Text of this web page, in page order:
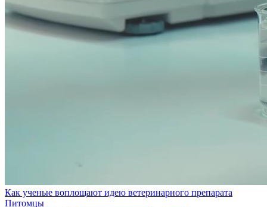
Как ученые воплощают идею ветеринарного препарата
Питомцы